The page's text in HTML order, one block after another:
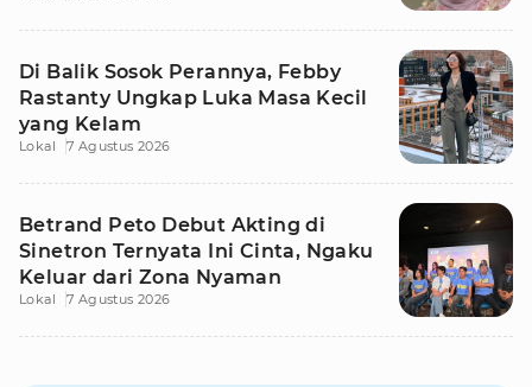
Di Balik Sosok Perannya, Febby
Rastanty Ungkap Luka Masa Kecil
yang Kelam
Lokal 7 Agustus 2026
Betrand Peto Debut Akting di
Sinetron Ternyata Ini Cinta, Ngaku
Keluar dari Zona Nyaman
Lokal 7 Agustus 2026